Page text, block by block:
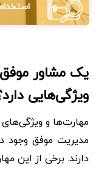
یک مشاور
ویژگی‌هایی
مهارت‌ها و
مدیریت موفق وجود
دارند. برخی از این